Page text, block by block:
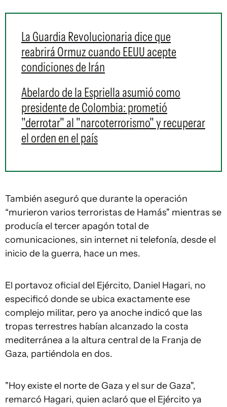
La Guardia Revolucionaria dice que
reabrirá Ormuz cuando EEUU acepte
condiciones de Irán
Abelardo de la Espriella asumió como
presidente de Colombia: prometió
"derrotar" al "narcoterrorismo" y recuperar
el orden en el país
También aseguró que durante la operación
“murieron varios terroristas de Hamás" mientras se
producía el tercer apagón total de
comunicaciones, sin internet ni telefonía, desde el
inicio de la guerra, hace un mes.
El portavoz oficial del Ejército, Daniel Hagari, no
especificó donde se ubica exactamente ese
complejo militar, pero ya anoche indicó que las
tropas terrestres habían alcanzado la costa
mediterránea a la altura central de la Franja de
Gaza, partiéndola en dos.
"Hoy existe el norte de Gaza y el sur de Gaza",
remarcó Hagari, quien aclaró que el Ejército ya